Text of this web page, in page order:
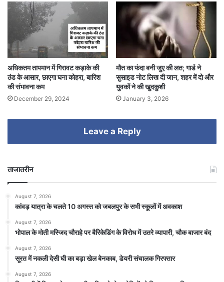
अधिकतम तापमान में गिरावट कड़ाके की
ठंड के आसार, छाएगा घना कोहरा, बारिश
की संभावना कम
December 29, 2024
मौत का फंदा बनी जुए की लत; गार्ड ने
सुसाइड नोट लिख दी जान, शहर में दो और
युवकों ने की खुदकुशी
January 3, 2026
Leave a Reply
ताजातरीन
August 7, 2026
कांवड़ यात्रा के चलते 10 अगस्त को जबलपुर के सभी स्कूलों में अवकाश
August 7, 2026
भोपाल के मोती मस्जिद चौराहे पर बैरिकेडिंग के विरोध में उतरे व्यापारी, चौक बाजार बंद
August 7, 2026
सूरत में नकली देसी घी का बड़ा खेल बेनकाब, डेयरी संचालक गिरफ्तार
August 7, 2026